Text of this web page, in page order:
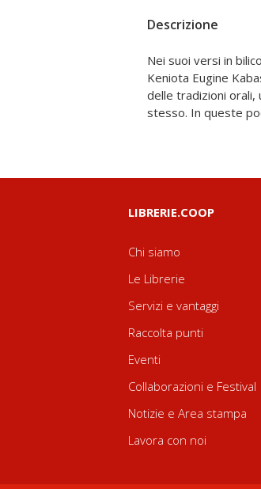
Descrizione
Nei suoi versi in
Keniota Eugine
delle tradizioni orali,
stesso. In queste
genitore, un
cresce, lotta, sogna.
fiducia ,anche
LIBRERIE.COOP
Chi siamo
Le Librerie
Servizi e vantaggi
Raccolta punti
Eventi
Collaborazioni e Festival
Notizie e Area stampa
Lavora con noi